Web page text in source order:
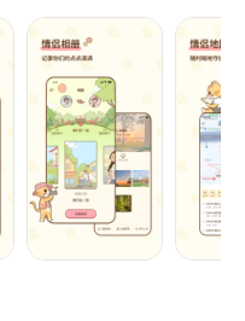
物猫”
婚、结婚、生崽、NPC
实现牵手一起走过的日
，肆意畅想未来一起下
的家具样式和风格；